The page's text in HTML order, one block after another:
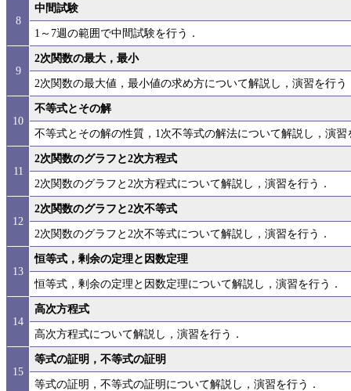
8
中間試験
1～7週の範囲で中間試験を行う．
9
2次関数の最大，最小
2次関数の最大値，最小値の求め方について解説し，演習を行う
10
不等式とその解
不等式とその解の性質，1次不等式の解法について解説し，演習
11
2次関数のグラフと2次方程式
2次関数のグラフと2次方程式について解説し，演習を行う．
12
2次関数のグラフと2次不等式
2次関数のグラフと2次不等式について解説し，演習を行う．
13
恒等式，剰余の定理と因数定理
恒等式，剰余の定理と因数定理について解説し，演習を行う．
14
高次方程式
高次方程式について解説し，演習を行う．
15
等式の証明，不等式の証明
等式の証明，不等式の証明について解説し，演習を行う．